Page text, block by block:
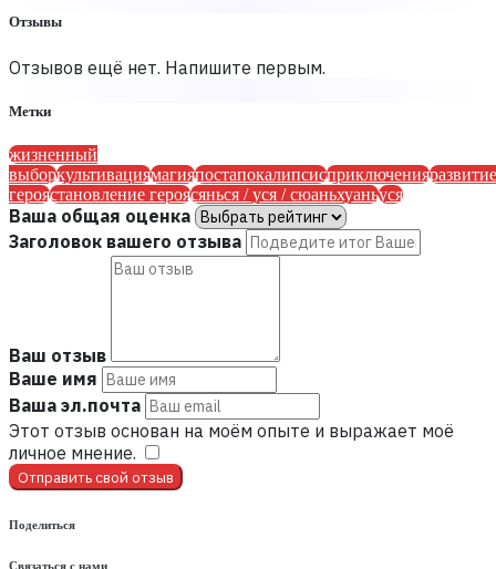
Отзывы
Отзывов ещё нет. Напишите первым.
Метки
жизненный
выборкультивациямагияпостапокалипсисприключенияразвитие
героястановление героясянься / уся / сюаньхуаньуся
Ваша общая оценка
Заголовок вашего отзыва
Ваш отзыв
Ваше имя
Ваша эл.почта
Этот отзыв основан на моём опыте и выражает моё
личное мнение.
Отправить свой отзыв
Поделиться
Связаться с нами